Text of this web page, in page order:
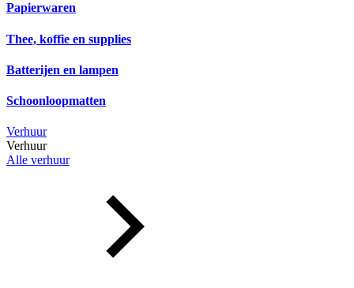
Papierwaren
Thee, koffie en supplies
Batterijen en lampen
Schoonloopmatten
Verhuur
Verhuur
Alle verhuur